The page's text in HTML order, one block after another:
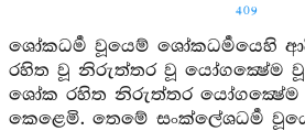
409
ශෝකධර්‍ම වූයෙම් ශෝකධර්‍මයෙහි
රහිත වූ නිරුත්තර වූ යෝගක්‍ෂේම
ශෝක රහිත නිරුත්තර
කෙළෙමි. තෙමේ සංක්ලේශධර්‍ම